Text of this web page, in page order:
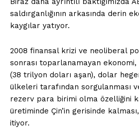
saldırganlığının arkasında derin
kaygılar yatıyor.
2008 finansal krizi ve neoliberal
sonrası toparlanamayan
(38 trilyon doları aşan), dolar
ülkeleri tarafından sorgulanması
rezerv para birimi olma özelliğini
üretiminde Çin’in gerisinde
itiyor.